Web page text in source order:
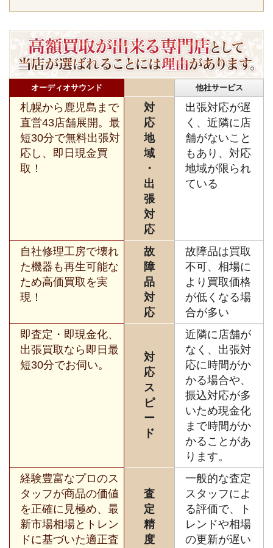
オーディオサウンド 他社サービス
札幌から鹿児島まで
直営43店舗展開。最
短30分で無料出張対
応し、即日現金買
取！
対
応
地
域
・
出
張
対
応
出張対応が遅
く、近隣に店
舗がないこと
もあり、対応
地域が限られ
ている
自社修理工房で壊れ
た機器も再生可能な
ため高価買取を実
現！
故
障
品
対
応
故障品は買取
不可、相場に
より買取価格
が低くなる場
合が多い
即査定・即現金化、
出張買取なら即日最
短30分でお伺い。
対
応
ス
ピ
ー
ド
近隣に店舗が
なく、出張対
応に時間がか
かる場合や、
振込対応が多
いため現金化
まで時間がか
かることがあ
ります。
経験豊富なプロのス
タッフが商品の価値
を正確に見極め、最
新市場相場とトレン
ドに基づいた適正査
査
定
精
度
一般的な査定
スタッフによ
る評価で、ト
レンドや相場
の更新が遅い